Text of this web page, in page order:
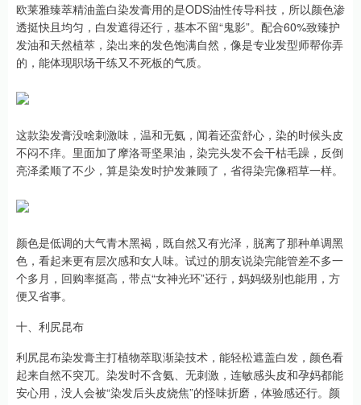
欧莱雅臻萃精油盖白染发膏用的是ODS油性传导科技，所以颜色渗
透挺快且均匀，白发遮得还行，基本不留“鬼影”。配合60%致臻护
发油和天然植萃，染出来的发色饱满自然，像是专业发型师帮你弄
的，能体现职场干练又不死板的气质。
这款染发膏没啥刺激味，温和无氨，闻着还蛮舒心，染的时候头皮
不闷不痒。里面加了摩洛哥坚果油，染完头发不会干枯毛躁，反倒
亮泽柔顺了不少，算是染发时护发兼顾了，省得染完像稻草一样。
颜色是低调的大气青木黑褐，既自然又有光泽，脱离了那种单调黑
色，看起来更有层次感和女人味。试过的朋友说染完能管差不多一
个多月，回购率挺高，带点“女神光环”还行，妈妈级别也能用，方
便又省事。
十、利尻昆布
利尻昆布染发膏主打植物萃取渐染技术，能轻松遮盖白发，颜色看
起来自然不突兀。染发时不含氨、无刺激，连敏感头皮和孕妈都能
安心用，没人会被“染发后头皮烧焦”的怪味折磨，体验感还行。颜